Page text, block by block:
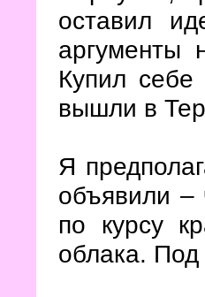
оставил
аргументы
Купил
вышли в
Я
объявили –
по курсу
облака. Под